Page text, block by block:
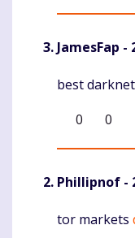
JamesFap -
Komentaras
best
0
0
Phillipnof -
Komentaras
tor markets